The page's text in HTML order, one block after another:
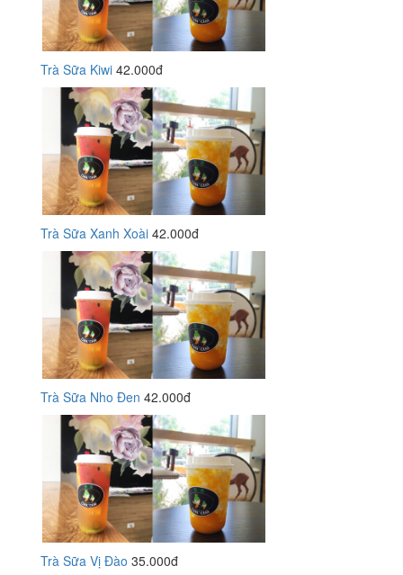
Trà Sữa Kiwi 42.000đ
Trà Sữa Xanh Xoài 42.000đ
Trà Sữa Nho Đen 42.000đ
Trà Sữa Vị Đào 35.000đ